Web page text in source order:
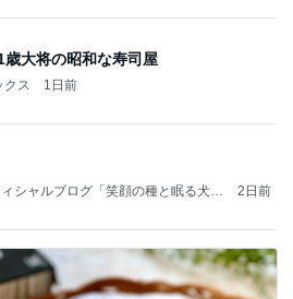
歳大将の昭和な寿司屋
ス 1日前
シャルブログ「笑顔の種と眠る犬」
2日前